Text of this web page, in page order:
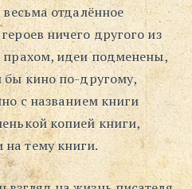
Арт-Рецензии
* Слушать
* Смотреть
* Читать
* По жизни
Блог
отдалённое
ничего другого из
идеи подменены,
бы кино по-другому,
с названием книги
копией книги,
тему книги.